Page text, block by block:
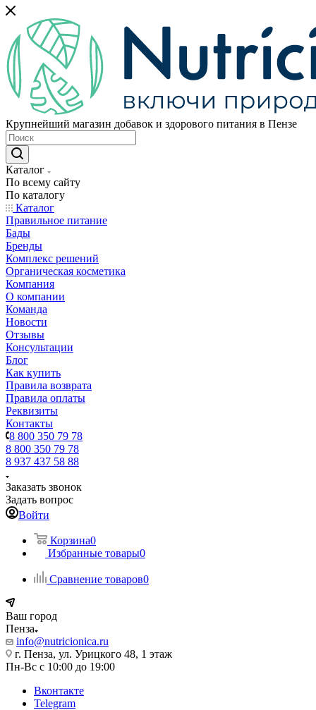
Крупнейший магазин добавок и здорового питания в Пензе
Каталог
По всему сайту
По каталогу
Каталог
Правильное питание
Бады
Бренды
Комплекс решений
Органическая косметика
Компания
О компании
Команда
Новости
Отзывы
Консультации
Блог
Как купить
Правила возврата
Правила оплаты
Реквизиты
Контакты
8 800 350 79 78
8 800 350 79 78
8 937 437 58 88
Заказать звонок
Задать вопрос
Войти
Корзина0
Избранные товары0
Сравнение товаров0
Ваш город
Пенза
info@nutricionica.ru
г. Пенза, ул. Урицкого 48, 1 этаж
Пн-Вс с 10:00 до 19:00
Вконтакте
Telegram